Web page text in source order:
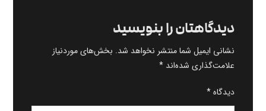
دیدگاهتان را بنویسید
نشانی ایمیل شما منتشر نخواهد شد. بخش‌های موردنیاز
علامت‌گذاری شده‌اند*
دیدگاه*